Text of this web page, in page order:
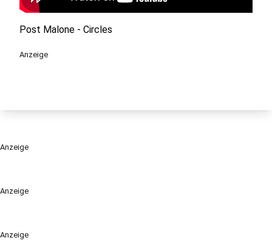
Anzeige
Anzeige
Post Malone - Circles
Anzeige
Anzeige